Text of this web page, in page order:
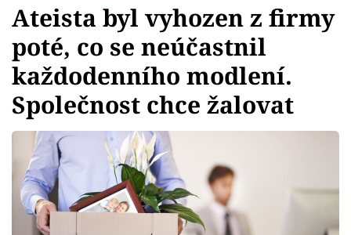
Témata
Showbyznys
Youtubeři
Virály
Sex a vztahy
Ateista byl vyhozen z firmy
poté, co se neúčastnil
každodenního modlení.
Společnost chce žalovat